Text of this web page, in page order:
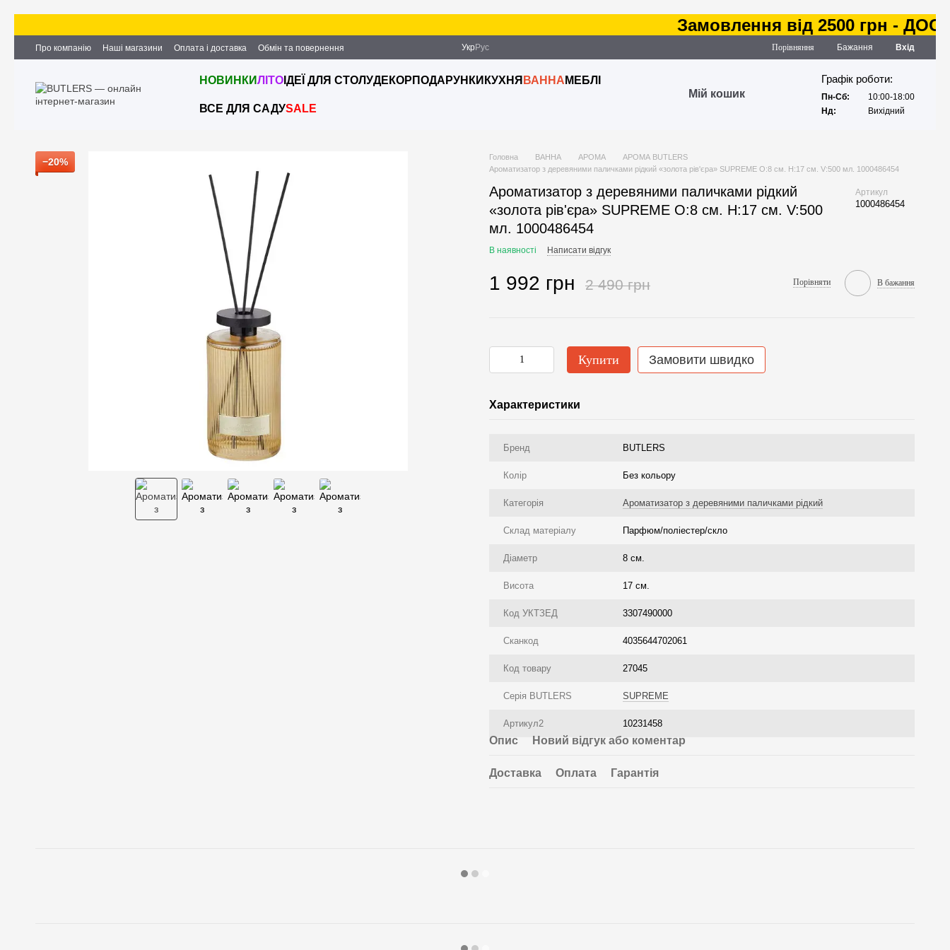
Замовлення від 2500 грн -
Про компанію Наші магазини Оплата і доставка
Обмін та повернення
Партнерство та співпраця
Вакансії Контактна інформація
Укр Рус Порівняння Бажання Вхід
НОВИНКИЛІТО ІДЕЇ ДЛЯ СТОЛУДЕКОР ПОДАРУНКИ КУХНЯ ВАННА МЕБЛІ
ВСЕ ДЛЯ САДУSALE
Мій кошик
Графік роботи:
Пн-Сб:
10:00-18:00
Нд:
Вихідний
−20% Головна ВАННА АРОМА
АРОМА BUTLERS
Ароматизатор з деревяними паличками рідкий «золота рів'єра» SUPREME O:8 см. H:17 см. V:500 мл. 1000486454
Ароматизатор з деревяними паличками рідкий
«золота рів'єра» SUPREME O:8 см. H:17 см. V:500
мл. 1000486454
Артикул
1000486454
В наявності Написати відгук
1 992 грн 2 490 грн Порівняти В бажання
Купити Замовити швидко
Характеристики
Бренд BUTLERS
Колір Без кольору
Категорія Ароматизатор з деревяними паличками рідкий
Склад матеріалу Парфюм/поліестер/скло
Діаметр 8 см.
Висота 17 см.
Код УКТЗЕД 3307490000
Сканкод 4035644702061
Код товару 27045
Серія BUTLERS SUPREME
Артикул2 10231458
Опис Новий відгук або коментар
Доставка Оплата Гарантія